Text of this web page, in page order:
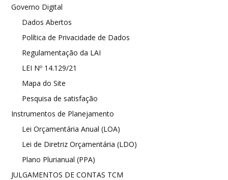
Governo Digital
Dados Abertos
Política de Privacidade de Dados
Regulamentação da LAI
LEI Nº 14.129/21
Mapa do Site
Pesquisa de satisfação
Instrumentos de Planejamento
Lei Orçamentária Anual (LOA)
Lei de Diretriz Orçamentária (LDO)
Plano Plurianual (PPA)
JULGAMENTOS DE CONTAS TCM